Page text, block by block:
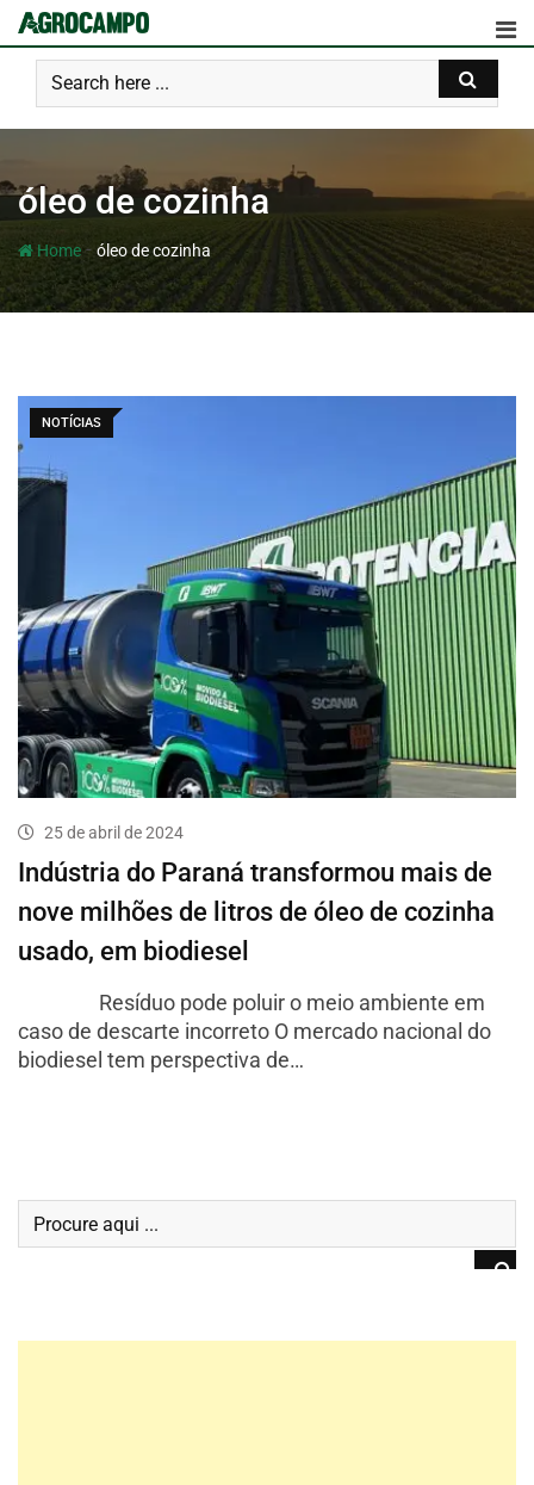
óleo de cozinha
Home- óleo de cozinha
NOTÍCIAS
25 de abril de 2024
Indústria do Paraná transformou mais de
nove milhões de litros de óleo de cozinha
usado, em biodiesel
Resíduo pode poluir o meio ambiente em
caso de descarte incorreto O mercado nacional do
biodiesel tem perspectiva de…